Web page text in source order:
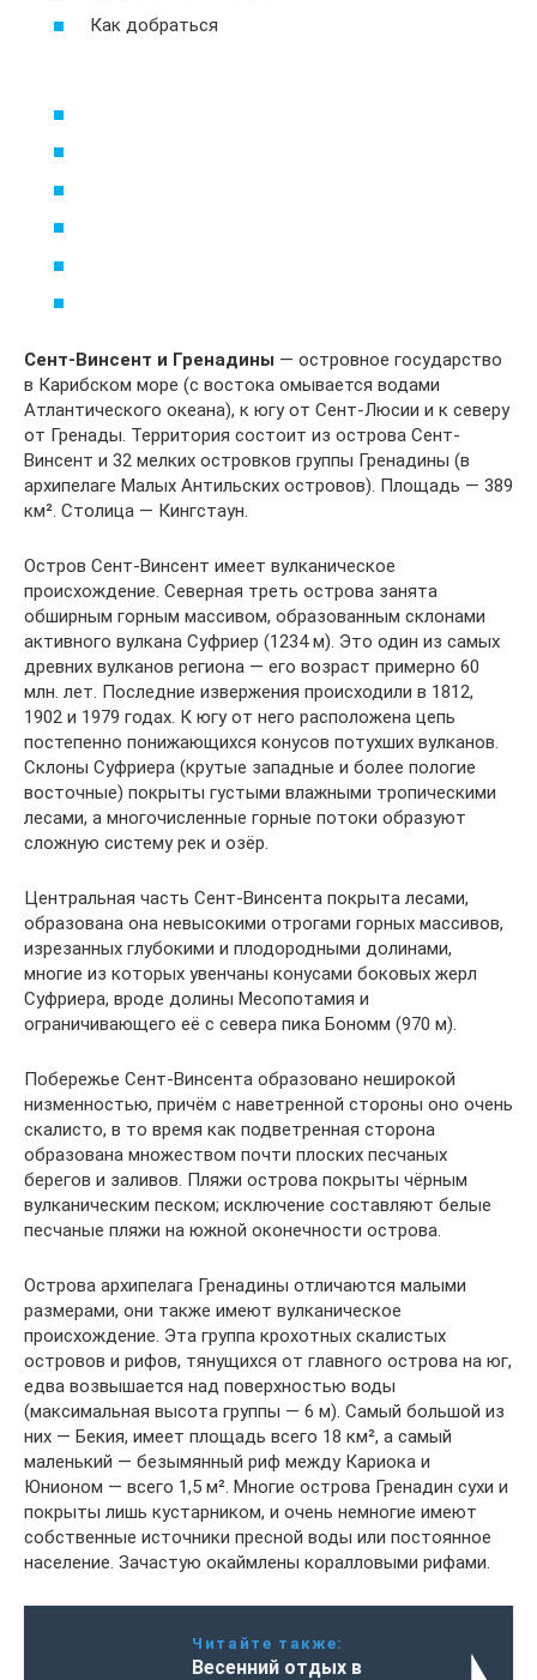
Как добраться
Сент-Винсент и Гренадины — островное государство
в Карибском море (с востока омывается водами
Атлантического океана), к югу от Сент-Люсии и к северу
от Гренады. Территория состоит из острова Сент-
Винсент и 32 мелких островков группы Гренадины (в
архипелаге Малых Антильских островов). Площадь — 389
км². Столица — Кингстаун.
Остров Сент-Винсент имеет вулканическое
происхождение. Северная треть острова занята
обширным горным массивом, образованным склонами
активного вулкана Суфриер (1234 м). Это один из самых
древних вулканов региона — его возраст примерно 60
млн. лет. Последние извержения происходили в 1812,
1902 и 1979 годах. К югу от него расположена цепь
постепенно понижающихся конусов потухших вулканов.
Склоны Суфриера (крутые западные и более пологие
восточные) покрыты густыми влажными тропическими
лесами, а многочисленные горные потоки образуют
сложную систему рек и озёр.
Центральная часть Сент-Винсента покрыта лесами,
образована она невысокими отрогами горных массивов,
изрезанных глубокими и плодородными долинами,
многие из которых увенчаны конусами боковых жерл
Суфриера, вроде долины Месопотамия и
ограничивающего её с севера пика Бономм (970 м).
Побережье Сент-Винсента образовано неширокой
низменностью, причём с наветренной стороны оно очень
скалисто, в то время как подветренная сторона
образована множеством почти плоских песчаных
берегов и заливов. Пляжи острова покрыты чёрным
вулканическим песком; исключение составляют белые
песчаные пляжи на южной оконечности острова.
Острова архипелага Гренадины отличаются малыми
размерами, они также имеют вулканическое
происхождение. Эта группа крохотных скалистых
островов и рифов, тянущихся от главного острова на юг,
едва возвышается над поверхностью воды
(максимальная высота группы — 6 м). Самый большой из
них — Бекия, имеет площадь всего 18 км², а самый
маленький — безымянный риф между Кариока и
Юнионом — всего 1,5 м². Многие острова Гренадин сухи и
покрыты лишь кустарником, и очень немногие имеют
собственные источники пресной воды или постоянное
население. Зачастую окаймлены коралловыми рифами.
Читайте также:
Весенний отдых в